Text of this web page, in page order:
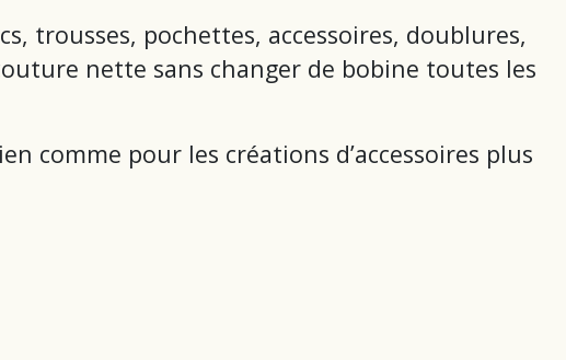
trousses, pochettes, accessoires, doublures,
nette sans changer de bobine toutes les
comme pour les créations d’accessoires plus